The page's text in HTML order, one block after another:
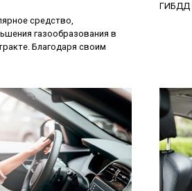
средство,
газообразования в
Благодаря своим
ГИБДД